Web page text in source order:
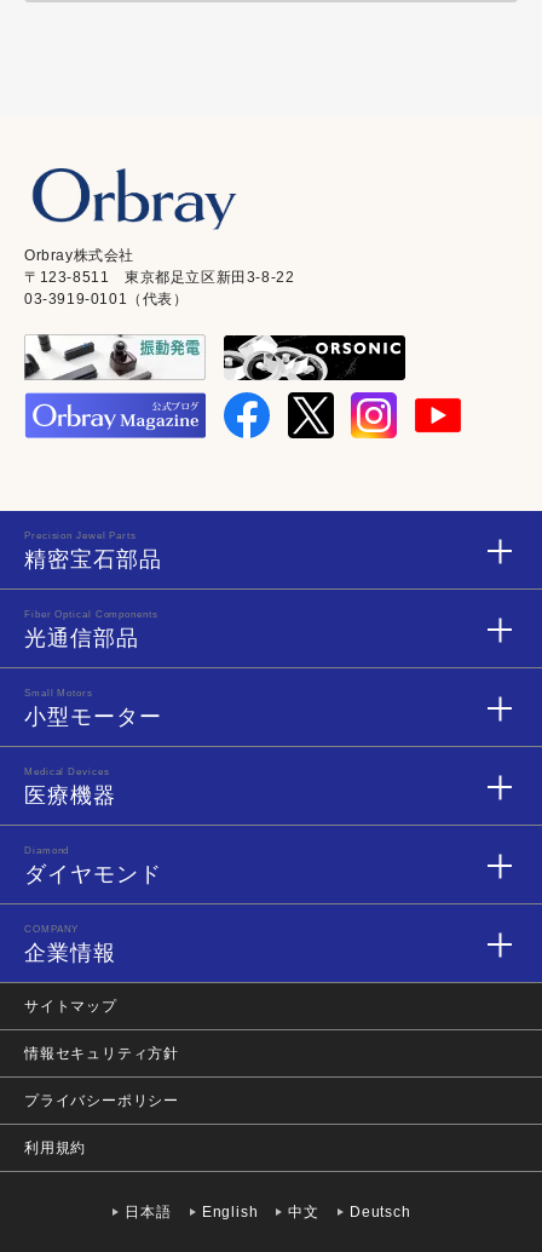
Orbray株式会社
〒123-8511 東京都足立区新田3-8-22
03-3919-0101（代表）
Precision Jewel Parts
精密宝石部品
Fiber Optical Components
光通信部品
Small Motors
小型モーター
Medical Devices
医療機器
Diamond
ダイヤモンド
COMPANY
企業情報
サイトマップ
情報セキュリティ方針
プライバシーポリシー
利用規約
日本語 English 中文 Deutsch